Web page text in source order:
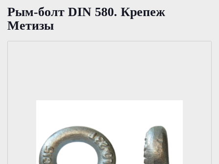
Рым-бoлт DIN 580. Крепеж
Метизы